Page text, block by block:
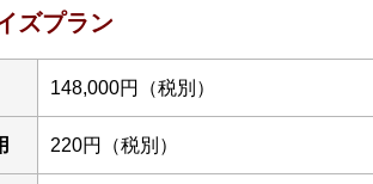
ズプラン
148,000円（税別）
220円（税別）